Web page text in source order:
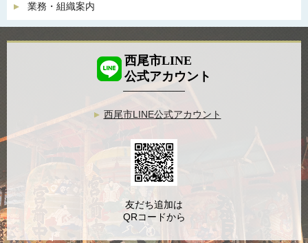
業務・組織案内
西尾市LINE
公式アカウント
西尾市LINE公式アカウント
友だち追加は
QRコードから